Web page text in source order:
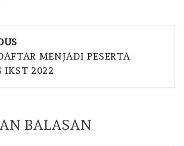
MENJADI PESERTA
IKST 2022
BALASAN